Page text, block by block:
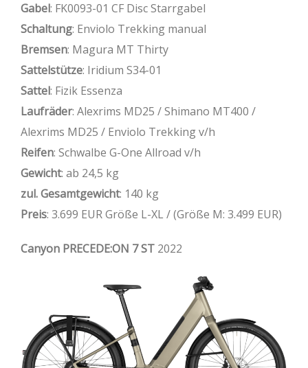
Gabel: FK0093-01 CF Disc Starrgabel
Schaltung: Enviolo Trekking manual
Bremsen: Magura MT Thirty
Sattelstütze: Iridium S34-01
Sattel: Fizik Essenza
Laufräder: Alexrims MD25 / Shimano MT400 /
Alexrims MD25 / Enviolo Trekking v/h
Reifen: Schwalbe G-One Allroad v/h
Gewicht: ab 24,5 kg
zul. Gesamtgewicht: 140 kg
Preis: 3.699 EUR Größe L-XL / (Größe M: 3.499 EUR)
Canyon PRECEDE:ON 7 ST 2022